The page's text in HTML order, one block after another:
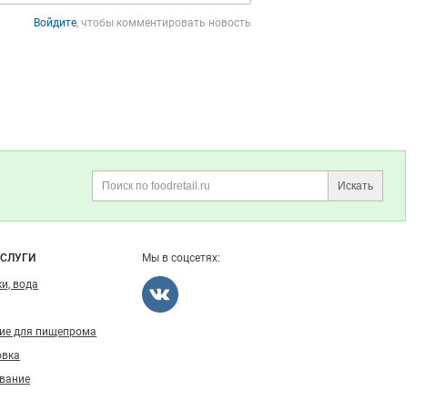
Войдите , чтобы комментировать новость
Искать
вода
для пищепрома
Мы в соцсетях: